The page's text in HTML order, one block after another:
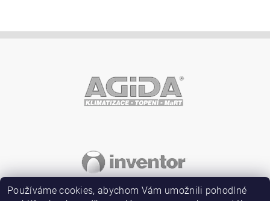
Vložením hodnocení souhlasíte spodmínkami ochrany
Používáme cookies, abychom Vám umožnili pohodlné